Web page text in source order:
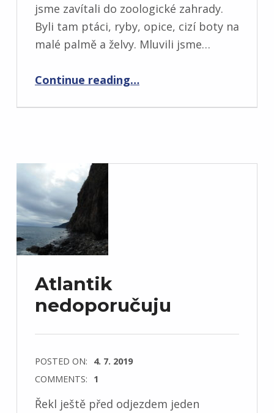
jsme zavítali do zoologické zahrady.
Byli tam ptáci, ryby, opice, cizí boty na
malé palmě a želvy. Mluvili jsme…
Continue reading…
Atlantik
nedoporučuju
POSTED ON: 4. 7. 2019
COMMENTS: 1
Řekl ještě před odjezdem jeden